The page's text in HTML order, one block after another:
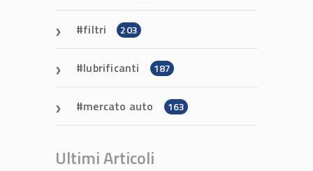
filtri 203
lubrificanti 187
mercato auto 163
Ultimi Articoli